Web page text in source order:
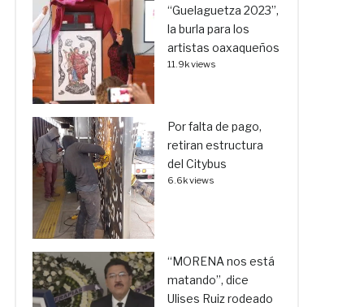
“Guelaguetza 2023”,
la burla para los
artistas oaxaqueños
11.9k views
Por falta de pago,
retiran estructura
del Citybus
6.6k views
“MORENA nos está
matando”, dice
Ulises Ruiz rodeado